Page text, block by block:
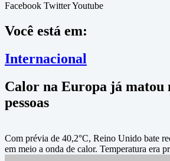
Facebook TwitterYoutube
Você está em:
Internacional
Calor na Europa já matou
pessoas
Com prévia de 40,2°C, Reino Unido bate
em meio a onda de calor. Temperatura era